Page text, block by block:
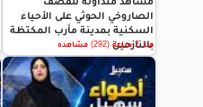
الصاروخي الحوثي على الأحياء
السكنية بمدينة مأرب المكتظة
بالنازحين
منذ 2 ساعة (292) مشاهده